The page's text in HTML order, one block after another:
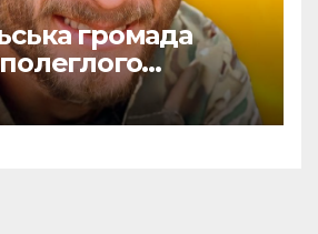
громада
сержанта Сергія